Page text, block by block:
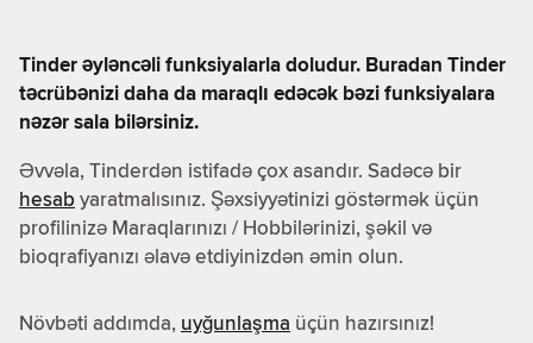
Tinder əyləncəli funksiyalarla doludur. Buradan Tinder
təcrübənizi daha da maraqlı edəcək bəzi funksiyalara
nəzər sala bilərsiniz.
Əvvəla, Tinderdən istifadə çox asandır. Sadəcə bir
hesab yaratmalısınız. Şəxsiyyətinizi göstərmək üçün
profilinizə Maraqlarınızı / Hobbilərinizi, şəkil və
bioqrafiyanızı əlavə etdiyinizdən əmin olun.
Növbəti addımda, uyğunlaşma üçün hazırsınız!